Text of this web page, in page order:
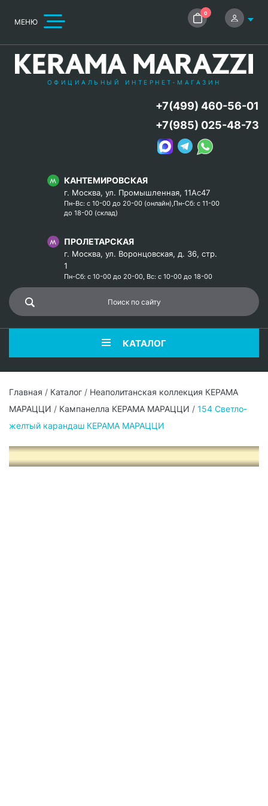
МЕНЮ
0
ОФИЦИАЛЬНЫЙ ИНТЕРНЕТ-МАГАЗИН
КАНТЕМИРОВСКАЯ
г. Москва, ул. Промышленная, 11Ас47
Пн-Вс: с 10-00 до 20-00 (онлайн),Пн-Сб: с 11-00
до 18-00 (склад)
ПРОЛЕТАРСКАЯ
г. Москва, ул. Воронцовская, д. 36, стр.
1
Пн-Сб: с 10-00 до 20-00, Вс: с 10-00 до 18-00
+7(499) 460-56-01
+7(985) 025-48-73
КАТАЛОГ
Главная / Каталог / Неаполитанская коллекция КЕРАМА
МАРАЦЦИ / Кампанелла КЕРАМА МАРАЦЦИ / 154 Светло-
желтый карандаш КЕРАМА МАРАЦЦИ